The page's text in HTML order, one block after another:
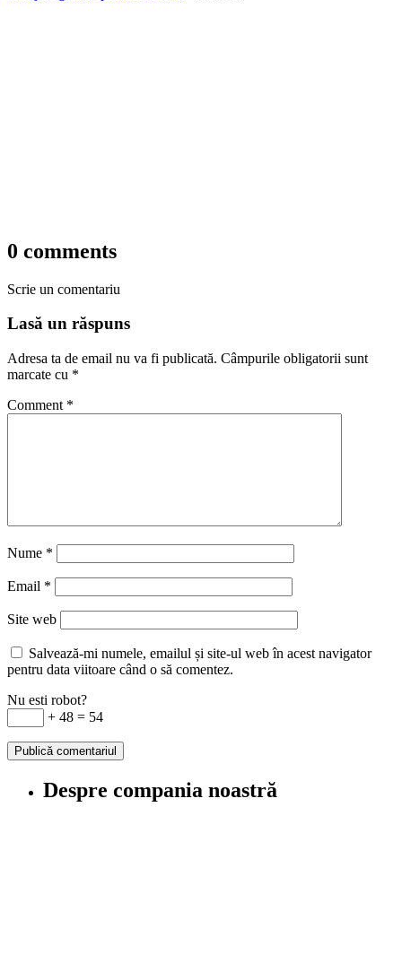
0 comments
Scrie un comentariu
Lasă un răspuns
Adresa ta de email nu va fi publicată. Câmpurile obligatorii sunt
marcate cu *
Comment *
Nume *
Email *
Site web
Salvează-mi numele, emailul și site-ul web în acest navigator
pentru data viitoare când o să comentez.
Nu esti robot?
+ 48 = 54
Despre compania noastră